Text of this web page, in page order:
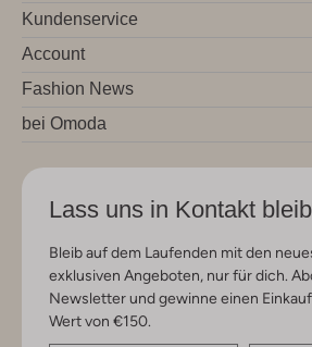
Kundenservice
Account
Fashion News
bei Omoda
Lass uns in Kontakt
Bleib auf dem Laufenden mit den
exklusiven Angeboten, nur für dich.
Newsletter und gewinne einen
Wert von €150.